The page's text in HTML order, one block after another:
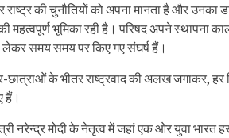
की चुनौतियों को अपना मानता है और उनका
भूमिका रही है। परिषद अपने स्थापना
लेकर समय समय पर किए गए संघर्ष हैं।
के भीतर राष्ट्रवाद की अलख जगाकर, हर
हैं।
नरेन्द्र मोदी के नेतृत्व में जहां एक ओर युवा भारत